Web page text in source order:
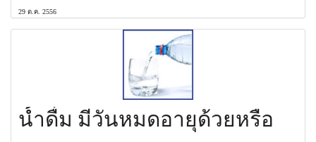
29 ต.ค. 2556
น้ำดื่ม มีวันหมดอายุด้วยหรือ